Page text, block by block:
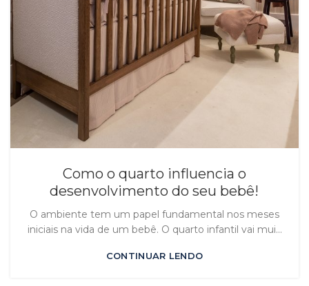
Como o quarto influencia o
desenvolvimento do seu bebê!
O ambiente tem um papel fundamental nos meses
iniciais na vida de um bebê. O quarto infantil vai mui...
CONTINUAR LENDO